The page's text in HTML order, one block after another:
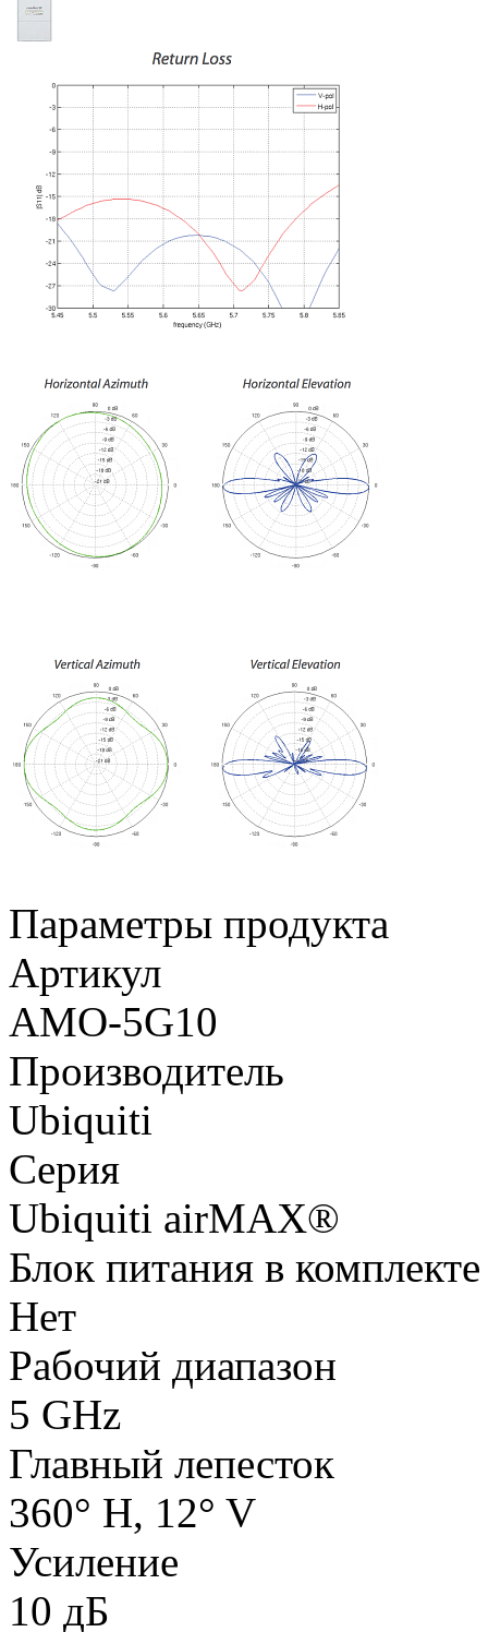
Параметры продукта
Артикул
AMO-5G10
Производитель
Ubiquiti
Серия
Ubiquiti airMAX®
Блок питания в комплекте
Нет
Рабочий диапазон
5 GHz
Главный лепесток
360° H, 12° V
Усиление
10 дБ